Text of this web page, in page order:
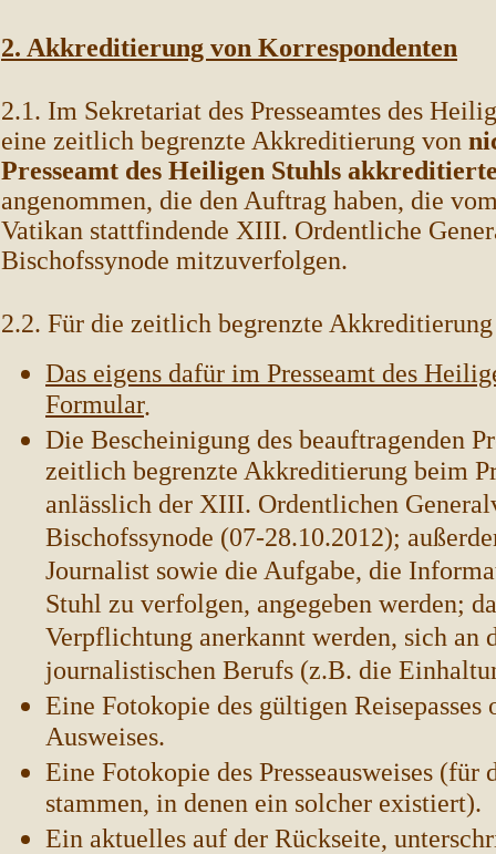
2. Akkreditierung von Korrespondenten
2.1. Im Sekretariat des Presseamtes des
eine zeitlich begrenzte Akkreditierung von
Presseamt des Heiligen Stuhls
angenommen, die den Auftrag haben, die
Vatikan stattfindende XIII. Ordentliche
Bischofssynode mitzuverfolgen.
2.2. Für die zeitlich begrenzte
Das eigens dafür im Presseamt des
Formular.
Die Bescheinigung des beauftragenden
zeitlich begrenzte Akkreditierung beim
anlässlich der XIII. Ordentlichen
Bischofssynode (07-28.10.2012);
Journalist sowie die Aufgabe, die
Stuhl zu verfolgen, angegeben werden;
Verpflichtung anerkannt werden, sich an
journalistischen Berufs (z.B. die
Eine Fotokopie des gültigen Reisepasses
Ausweises.
Eine Fotokopie des Presseausweises
stammen, in denen ein solcher existiert).
Ein aktuelles auf der Rückseite,